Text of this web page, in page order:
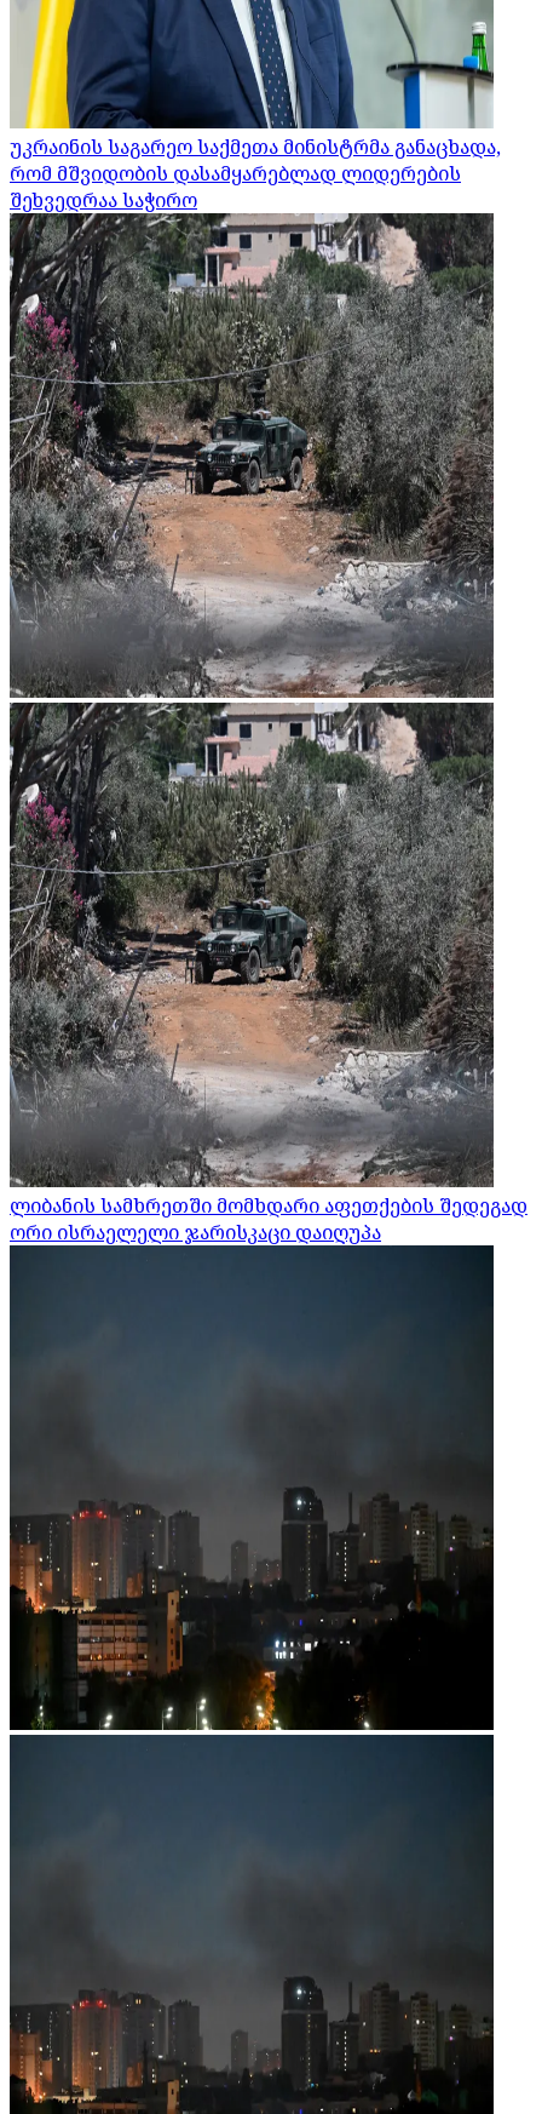
უკრაინის საგარეო საქმეთა მინისტრმა განაცხადა,
რომ მშვიდობის დასამყარებლად ლიდერების
შეხვედრაა საჭირო
ლიბანის სამხრეთში მომხდარი აფეთქების შედეგად
ორი ისრაელელი ჯარისკაცი დაიღუპა